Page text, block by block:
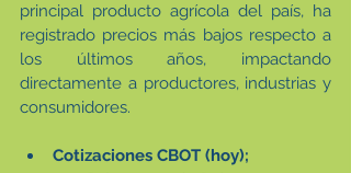
principal producto agrícola del país, ha
registrado precios más bajos respecto a
los últimos años, impactando
directamente a productores, industrias y
consumidores.
Cotizaciones CBOT (hoy);